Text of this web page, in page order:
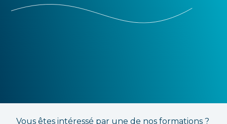
Vous êtes intéressé par une de nos formations ?